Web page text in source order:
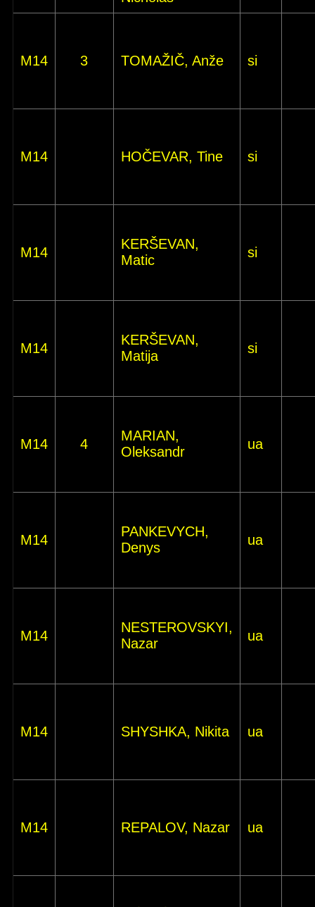
M14 3 TOMAŽIČ, Anže si
M14 HOČEVAR, Tine si
M14
KERŠEVAN,
Matic
si
M14
KERŠEVAN,
Matija
si
M14 4
MARIAN,
Oleksandr
ua
M14
PANKEVYCH,
Denys
ua
M14
NESTEROVSKYI,
Nazar
ua
M14 SHYSHKA, Nikita ua
M14 REPALOV, Nazar ua